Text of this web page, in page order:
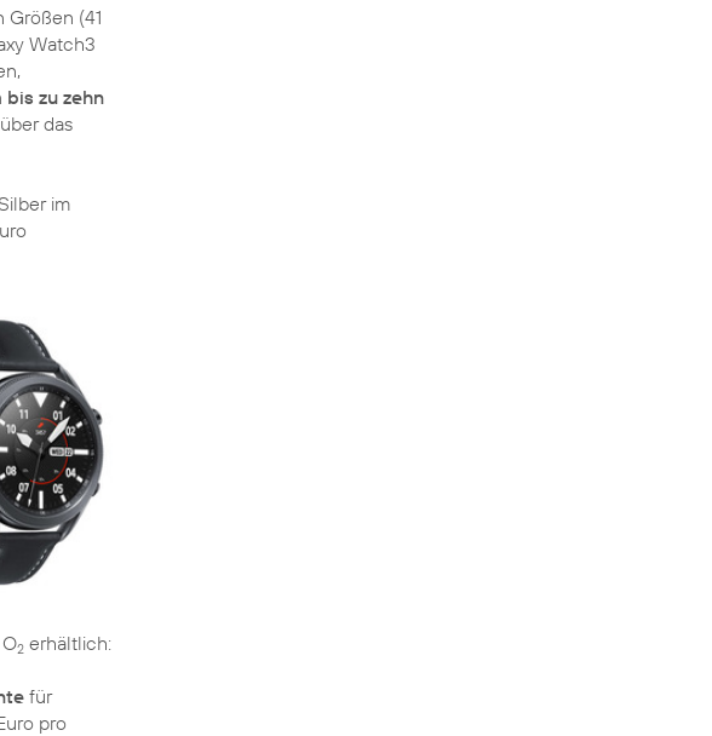
(41
Watch3
bis zu zehn
das
im
2 erhältlich:
für
pro